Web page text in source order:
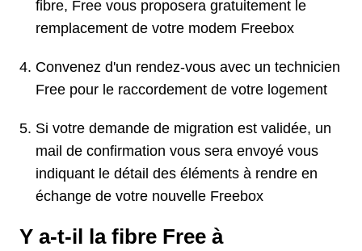
fibre, Free vous proposera gratuitement le
remplacement de votre modem Freebox
Convenez d'un rendez-vous avec un technicien
Free pour le raccordement de votre logement
Si votre demande de migration est validée, un
mail de confirmation vous sera envoyé vous
indiquant le détail des éléments à rendre en
échange de votre nouvelle Freebox
Y a-t-il la fibre Free à